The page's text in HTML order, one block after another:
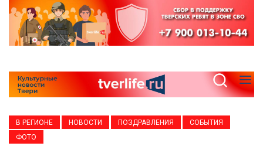
В РЕГИОНЕ НОВОСТИ ПОЗДРАВЛЕНИЯ
СОБЫТИЯ
ФОТО